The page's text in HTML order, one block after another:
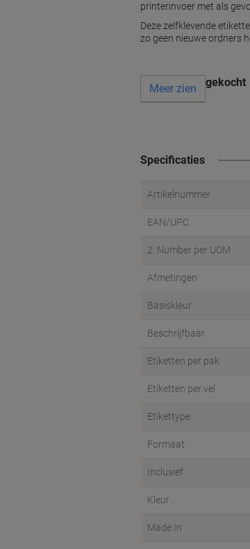
printerinvoer met als
Deze zelfklevende
zo geen nieuwe ordners
Vaak samen gekocht
Meer zien
Specificaties
Artikelnummer
EAN/UPC
2. Number per UOM
Afmetingen
Basiskleur
Beschrijfbaar
Etiketten per pak
Etiketten per vel
Etikettype
Formaat
Inclusief
Kleur
Made In